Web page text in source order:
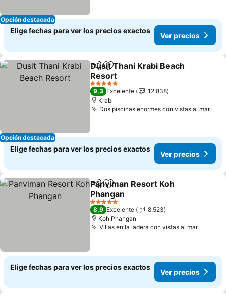
Opción destacada
Elige fechas para ver los precios exactos
Ver precios
Opción destacada
CompartirAgregar a favoritos
Dusit Thani Krabi Beach
Resort
Ver precios
5 Estrellas
9,3 Excelente
12.838
Krabi
Dos piscinas enormes con vistas al marVer
Elige fechas para ver los precios exactos
Ver precios
CompartirAgregar a favoritos
Panviman Resort Koh
Phangan
Ver precios
5 Estrellas
8,9 Excelente
8.523
Koh Phangan
Villas en la ladera con vistas al marVer
Elige fechas para ver los precios exactos
Ver precios